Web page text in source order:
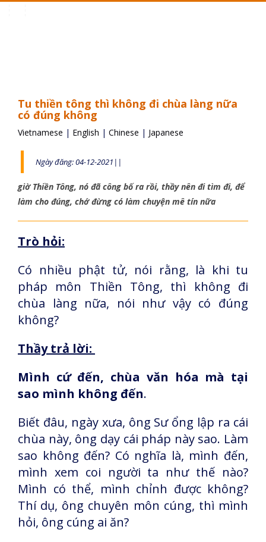
Tu thiền tông thì không đi chùa làng nữa
có đúng không
Vietnamese | English | Chinese | Japanese
Ngày đăng: 04-12-2021||
giờ Thiền Tông, nó đã công bố ra rồi, thầy nên đi tìm đi, để
làm cho đúng, chớ đừng có làm chuyện mê tín nữa
Trò hỏi:
Có nhiều phật tử, nói rằng, là khi tu
pháp môn Thiền Tông, thì không đi
chùa làng nữa, nói như vậy có đúng
không?
Thầy trả lời:
Mình cứ đến, chùa văn hóa mà tại
sao mình không đến.
Biết đâu, ngày xưa, ông Sư ổng lập ra cái
chùa này, ông dạy cái pháp này sao. Làm
sao không đến? Có nghĩa là, mình đến,
mình xem coi người ta như thế nào?
Mình có thể, mình chỉnh được không?
Thí dụ, ông chuyên môn cúng, thì mình
hỏi, ông cúng ai ăn?